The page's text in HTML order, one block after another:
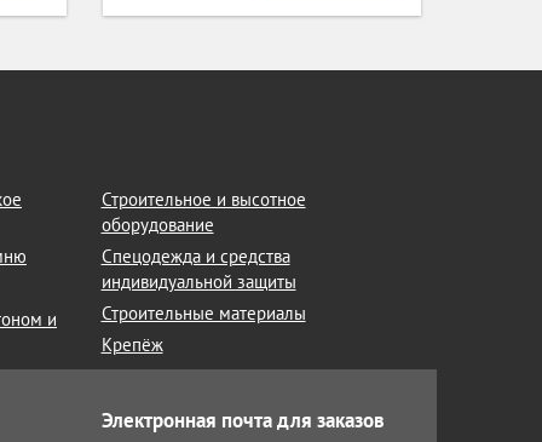
и
Строительное и высотное
оборудование
Спецодежда и средства
индивидуальной защиты
Строительные материалы
Крепёж
Электронная почта для заказов